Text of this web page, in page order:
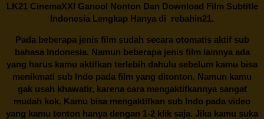
LK21 CinemaXXI Ganool Nonton Dan Download Film Subtitle
Indonesia Lengkap Hanya di rebahin21.
Pada beberapa jenis film sudah secara otomatis aktif sub
bahasa Indonesia. Namun beberapa jenis film lainnya ada
yang harus kamu aktifkan terlebih dahulu sebelum kamu bisa
menikmati sub Indo pada film yang ditonton. Namun kamu
gak usah khawatir, karena cara mengaktifkannya sangat
mudah kok. Kamu bisa mengaktifkan sub Indo pada video
yang kamu tonton hanya dengan 1-2 klik saja. Jika kamu suka